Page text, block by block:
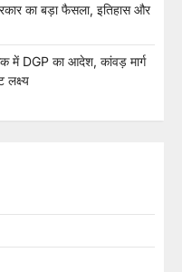
का बड़ा फैसला, इतिहास और
में DGP का आदेश, कांवड़ मार्ग
लक्ष्य